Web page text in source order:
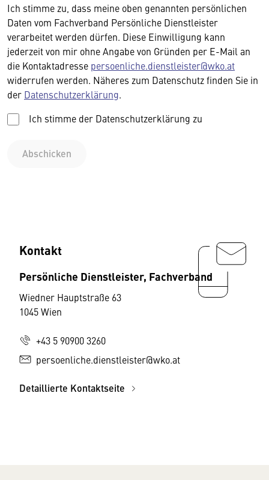
Ich stimme zu, dass meine oben genannten persönlichen
Daten vom Fachverband Persönliche Dienstleister
verarbeitet werden dürfen. Diese Einwilligung kann
jederzeit von mir ohne Angabe von Gründen per E-Mail an
die Kontaktadresse persoenliche.dienstleister@wko.at
widerrufen werden. Näheres zum Datenschutz finden Sie in
der Datenschutzerklärung.
Ich stimme der Datenschutzerklärung zu
Abschicken
Kontakt
Persönliche Dienstleister, Fachverband
Wiedner Hauptstraße 63
1045 Wien
+43 5 90900 3260
persoenliche.dienstleister@wko.at
Detaillierte Kontaktseite